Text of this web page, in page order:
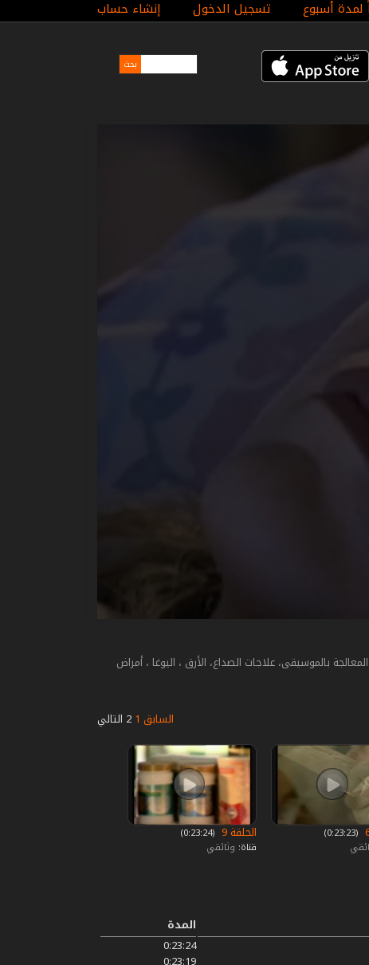
لمدة أسبوع تسجيل الدخول إنشاء حساب
بالموسيقى، علاجات الصداع، الأرق ، اليوغا ، أمراض
السابق 1
2 التالي
‏ (0:23:23)
الحلقة 9
‏ (0:23:24)
قناة: وثائقي
المدة
0:23:24